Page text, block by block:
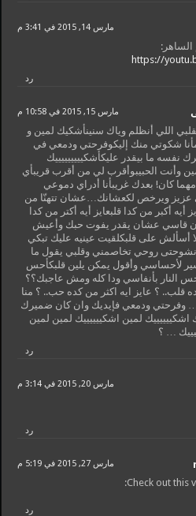
مارس 14, 2015 في 3:41 م
https://
رد
مارس 15, 2015 في 10:58 م
اللي أنظلم وياك سنينأشكيك لمين و
شكوتي منك إليكوفرحتي ودمعي في
نفسه ما بيقدر عليكأشكيييييييييك
وأنت الحبيبوأقرب لي من أقرب قريبأي
كان! بعدك غريبأنا أدراي دموعي
عزيز ويرخص لكعشانك…عشان تتهنّا من
أيه أكبر من كدا قلبعايز أيه أكتر من كدا
قاسي عشان يقدر يفوت حبك وأعيش
أسألش على قلبكلقيت عينيه عليك تبكي
روحي تخاصمني وقلبي يقول ما
لأحساسي وأقول يمكن يلين قلبكأحس
النار بأنفاسي ودا كله ومش عاجبك؟؟
قلب.. ؟ عايز ايه اكثر من كده حب.. ؟ منا
وفرحتي ودمعي فإيديك وان كان ضميرك
لمين اشكييييييك لمين لمين
… ؟
رد
مارس 20, 2015 في 3:14 م
رد
مارس 27, 2015 في 5:19 م
Check out this
رد